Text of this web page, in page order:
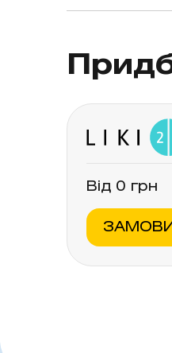
пацієнтам
вплинути
якості
Від 0 грн